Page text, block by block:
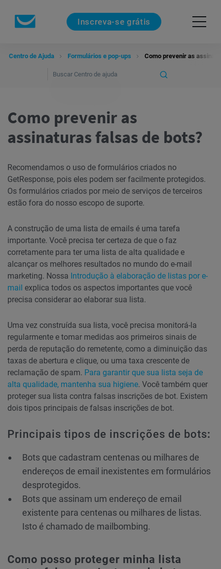
Inscreva-se grátis
Centro de Ajuda Formulários e pop-ups Como prevenir as
Como prevenir as
assinaturas falsas de bots?
Recomendamos o uso de formulários criados no
GetResponse, pois eles podem ser facilmente protegidos.
Os formulários criados por meio de serviços de terceiros
estão fora do nosso escopo de suporte.
A construção de uma lista de emails é uma tarefa
importante. Você precisa ter certeza de que o faz
corretamente para ter uma lista de alta qualidade e
alcançar os melhores resultados no mundo do e-mail
marketing. Nossa Introdução à elaboração de listas por e-
mail explica todos os aspectos importantes que você
precisa considerar ao elaborar sua lista.
Uma vez construída sua lista, você precisa monitorá-la
regularmente e tomar medidas aos primeiros sinais de
perda de reputação do remetente, como a diminuição das
taxas de abertura e clique, ou uma taxa crescente de
reclamação de spam. Para garantir que sua lista seja de
alta qualidade, mantenha sua higiene. Você também quer
proteger sua lista contra falsas inscrições de bot. Existem
dois tipos principais de falsas inscrições de bot.
Principais tipos de inscrições de bots:
Bots que cadastram centenas ou milhares de
endereços de email inexistentes em formulários
desprotegidos.
Bots que assinam um endereço de email
existente para centenas ou milhares de listas.
Isto é chamado de mailbombing.
Como posso proteger minha lista